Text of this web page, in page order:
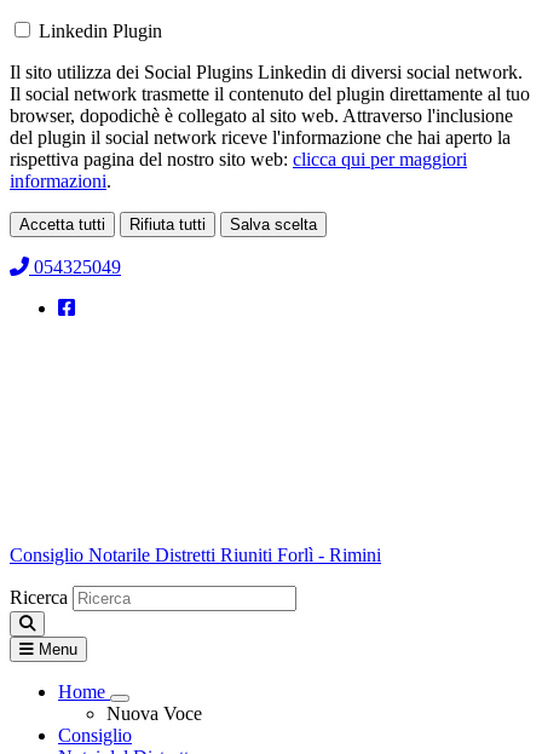
Linkedin Plugin
Il sito utilizza dei Social Plugins Linkedin di diversi social network.
Il social network trasmette il contenuto del plugin direttamente al tuo
browser, dopodichè è collegato al sito web. Attraverso l'inclusione
del plugin il social network riceve l'informazione che hai aperto la
rispettiva pagina del nostro sito web: clicca qui per maggiori
informazioni.
Accetta tutti Rifiuta tutti Salva scelta
054325049
Consiglio Notarile Distretti Riuniti Forlì - Rimini
Ricerca
Menu
Home
Visualizza menù di secondo livello
Nuova Voce
Consiglio